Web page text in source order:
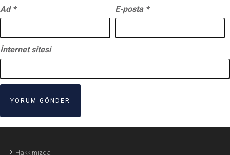
Ad * E-posta *
İnternet sitesi
Hakkımızda